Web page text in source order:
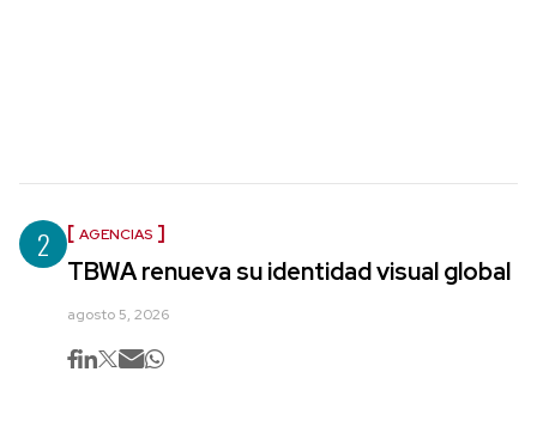
2 AGENCIAS
TBWA renueva su identidad visual global
agosto 5, 2026